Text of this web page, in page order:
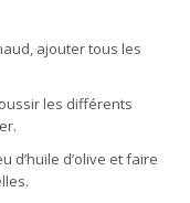
ajouter tous les
les différents
d’huile d’olive et faire